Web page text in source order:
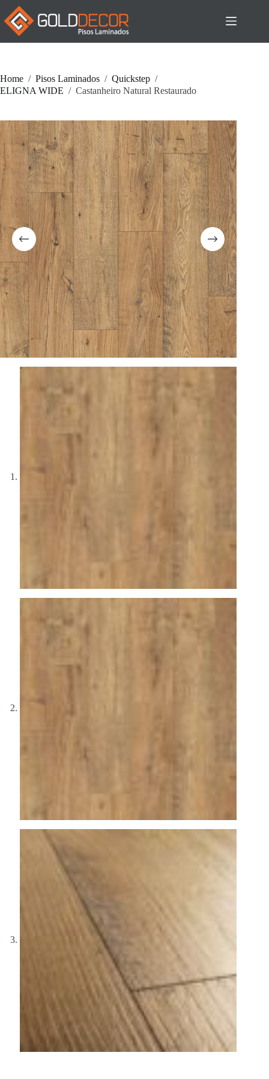
Pular
para
conteúdo
Home / Pisos Laminados / Quickstep /
ELIGNA WIDE / Castanheiro Natural Restaurado